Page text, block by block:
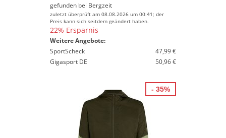
gefunden bei Bergzeit
zuletzt überprüft am 08.08.2026 um 00:41; der
Preis kann sich seitdem geändert haben.
22% Ersparnis
Weitere Angebote:
SportScheck
47,99 €
Gigasport DE
50,96 €
- 35%